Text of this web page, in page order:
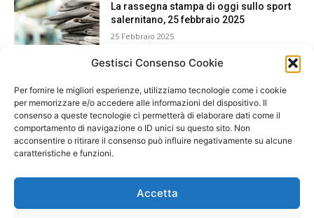
Gestisci Consenso Cookie
Per fornire le migliori esperienze, utilizziamo tecnologie come i cookie
per memorizzare e/o accedere alle informazioni del dispositivo. Il
consenso a queste tecnologie ci permetterà di elaborare dati come il
comportamento di navigazione o ID unici su questo sito. Non
acconsentire o ritirare il consenso può influire negativamente su alcune
caratteristiche e funzioni.
Accetta
La rassegna stampa di oggi sullo sport
salernitano, 25 febbraio 2025
25 Febbraio 2025